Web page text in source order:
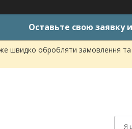
Оставьте свою заявку
швидко обробляти замовлення та